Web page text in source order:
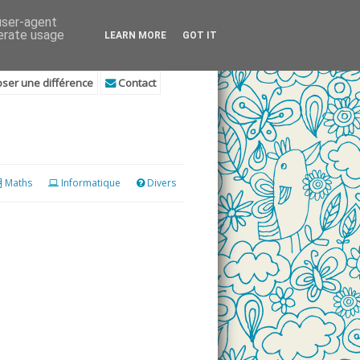
une différence Contact
Maths Informatique Divers
agent
usage
LEARN MORE GOT IT